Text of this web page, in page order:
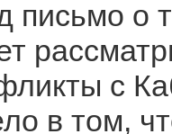
письмо о
с
в том,